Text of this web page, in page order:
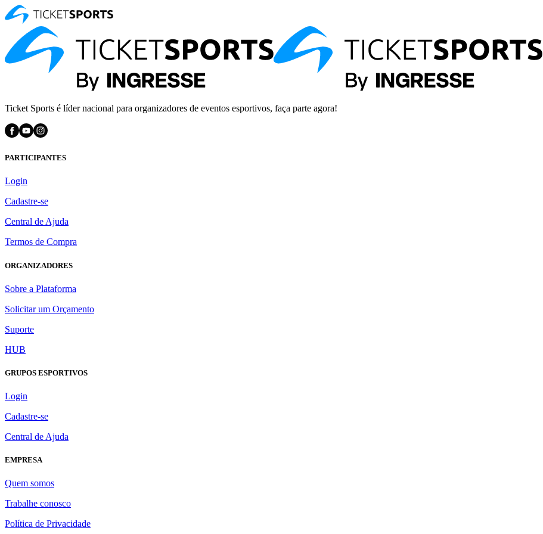
Ticket Sports é líder nacional para organizadores de eventos esportivos, faça parte agora!
PARTICIPANTES
Login
Cadastre-se
Central de Ajuda
Termos de Compra
ORGANIZADORES
Sobre a Plataforma
Solicitar um Orçamento
Suporte
HUB
GRUPOS ESPORTIVOS
Login
Cadastre-se
Central de Ajuda
EMPRESA
Quem somos
Trabalhe conosco
Política de Privacidade